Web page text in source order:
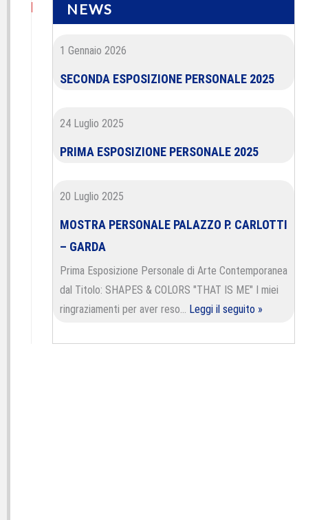
NEWS
1 Gennaio 2026
SECONDA ESPOSIZIONE PERSONALE 2025
24 Luglio 2025
PRIMA ESPOSIZIONE PERSONALE 2025
20 Luglio 2025
MOSTRA PERSONALE PALAZZO P. CARLOTTI
– GARDA
Prima Esposizione Personale di Arte Contemporanea
dal Titolo: SHAPES & COLORS "THAT IS ME" I miei
ringraziamenti per aver reso… Leggi il seguito »